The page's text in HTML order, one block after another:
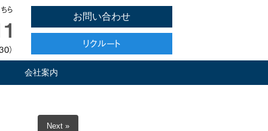
ら
）
お問い合わせ
リクルート
会社案内
Next »